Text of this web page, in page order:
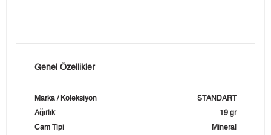
Genel Özellikler
Marka / Koleksiyon
STANDART
Ağırlık
19 gr
Cam Tipi
Mineral